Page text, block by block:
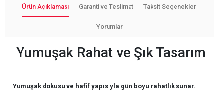
Ürün Açıklaması Garanti ve Teslimat Taksit Seçenekleri
Yorumlar
Yumuşak Rahat ve Şık Tasarım
Yumuşak dokusu ve hafif yapısıyla gün boyu rahatlık sunar.